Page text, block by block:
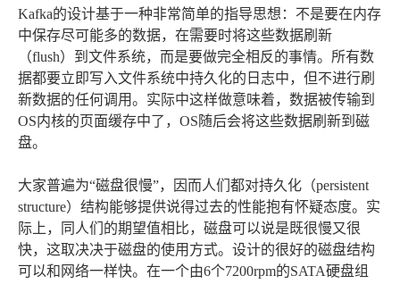
Kafka的设计基于一种非常简单的指导思想：不是要在内存
中保存尽可能多的数据，在需要时将这些数据刷新
（flush）到文件系统，而是要做完全相反的事情。所有数
据都要立即写入文件系统中持久化的日志中，但不进行刷
新数据的任何调用。实际中这样做意味着，数据被传输到
OS内核的页面缓存中了，OS随后会将这些数据刷新到磁
盘。
大家普遍为“磁盘很慢”，因而人们都对持久化（persistent
structure）结构能够提供说得过去的性能抱有怀疑态度。实
际上，同人们的期望值相比，磁盘可以说是既很慢又很
快，这取决决于磁盘的使用方式。设计的很好的磁盘结构
可以和网络一样快。在一个由6个7200rpm的SATA硬盘组